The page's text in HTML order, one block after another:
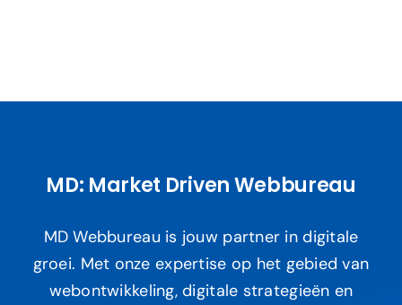
MD: Market Driven Webbureau
MD Webbureau is jouw partner in digitale
groei. Met onze expertise op het gebied van
webontwikkeling, digitale strategieën en